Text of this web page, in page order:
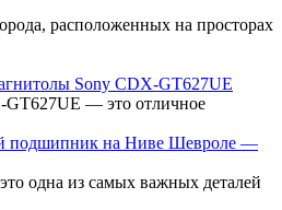
расположенных на просторах
Sony CDX-GT627UE
GT627UE — это отличное
подшипник на Ниве Шевроле —
одна из самых важных деталей